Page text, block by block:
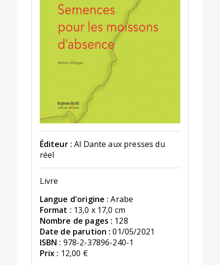
Éditeur : Al Dante aux presses du
réel
Livre
Langue d'origine : Arabe
Format : 13,0 x 17,0 cm
Nombre de pages : 128
Date de parution : 01/05/2021
ISBN : 978-2-37896-240-1
Prix : 12,00 €